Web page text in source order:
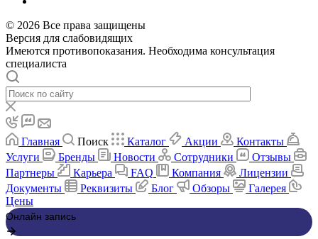
© 2026 Все права защищены
Версия для слабовидящих
Имеются противопоказания. Необходима консультация
специалиста
Главная Поиск Каталог Акции
Контакты
Услуги
Бренды Новости Сотрудники
Отзывы
Партнеры
Карьера FAQ Компания
Лицензии
Документы
Реквизиты Блог Обзоры
Галерея
Цены